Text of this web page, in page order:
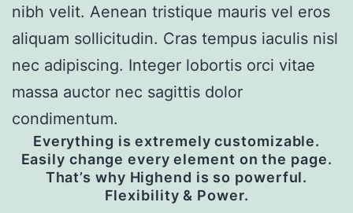
nibh velit. Aenean tristique mauris vel eros
aliquam sollicitudin. Cras tempus iaculis nisl
nec adipiscing. Integer lobortis orci vitae
massa auctor nec sagittis dolor
condimentum.
Everything is extremely customizable.
Easily change every element on the page.
That’s why Highend is so powerful.
Flexibility & Power.